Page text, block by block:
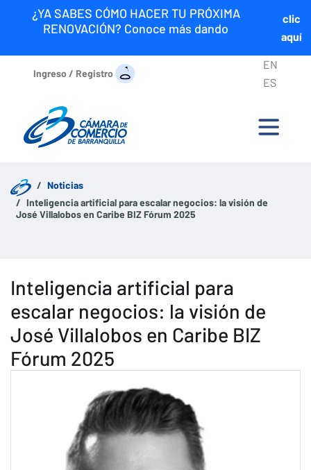
¿YA SABES CÓMO HACER TU PRÓXIMA
RENOVACIÓN? Conoce más dando
clic
aquí
Ingreso / Registro
EN
ES
Noticias
Inteligencia artificial para escalar negocios: la visión de
José Villalobos en Caribe BIZ Fórum 2025
Inteligencia artificial para
escalar negocios: la visión de
José Villalobos en Caribe BIZ
Fórum 2025